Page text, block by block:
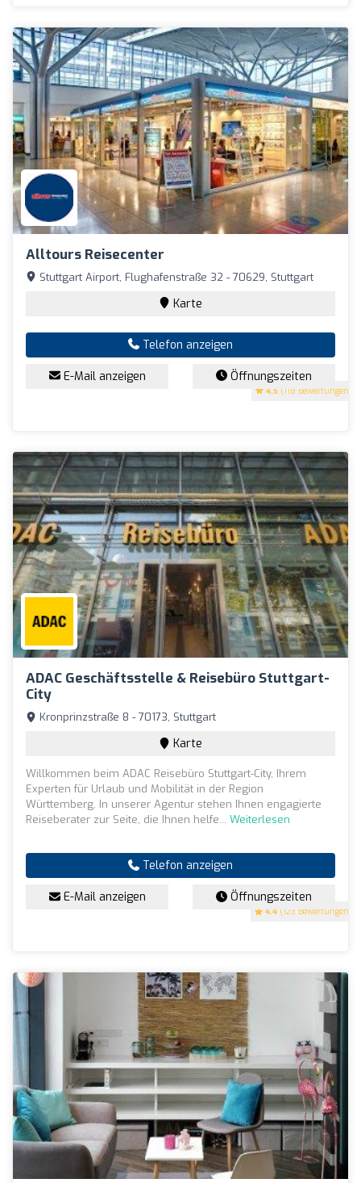
Alltours Reisecenter
4.5 (118 Bewertungen)
Stuttgart Airport, Flughafenstraße 32 - 70629, Stuttgart
Karte
Telefon anzeigen
E-Mail anzeigen Öffnungszeiten
ADAC Geschäftsstelle & Reisebüro Stuttgart-
City
4.4 (123 Bewertungen)
Kronprinzstraße 8 - 70173, Stuttgart
Karte
Willkommen beim ADAC Reisebüro Stuttgart-City, Ihrem
Experten für Urlaub und Mobilität in der Region
Württemberg. In unserer Agentur stehen Ihnen engagierte
Reiseberater zur Seite, die Ihnen helfe... Weiterlesen
Telefon anzeigen
E-Mail anzeigen Öffnungszeiten